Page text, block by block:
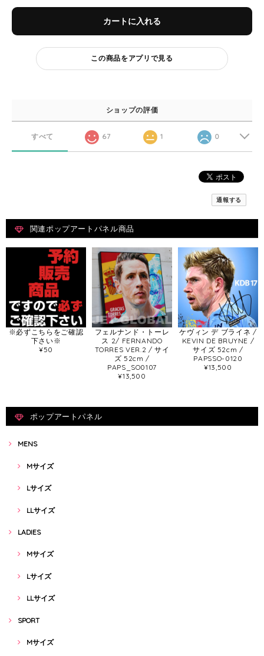
カートに入れる
この商品をアプリで見る
ショップの評価
すべて 67 1 0
通報する
関連ポップアートパネル商品
※必ずこちらをご確認
下さい※
¥50
フェルナンド・トーレ
ス 2/ FERNANDO
TORRES VER.2 / サイ
ズ 52cm /
PAPS_SO0107
¥13,500
ケヴィン デ ブライネ /
KEVIN DE BRUYNE /
サイズ 52cm /
PAPSSO-0120
¥13,500
ポップアートパネル
MENS
Mサイズ
Lサイズ
LLサイズ
LADIES
Mサイズ
Lサイズ
LLサイズ
SPORT
Mサイズ